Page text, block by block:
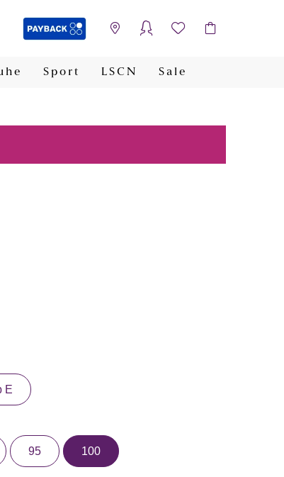
Sport LSCN Sale
E
95 100